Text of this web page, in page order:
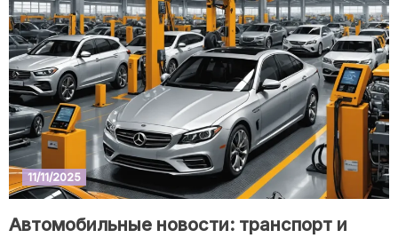
11/11/2025
Автомобильные новости: транспорт и